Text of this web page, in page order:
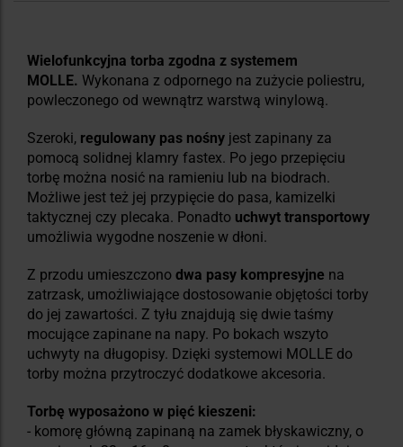
Wielofunkcyjna torba zgodna z systemem
MOLLE. Wykonana z odpornego na zużycie poliestru,
powleczonego od wewnątrz warstwą winylową.
Szeroki, regulowany pas nośny jest zapinany za
pomocą solidnej klamry fastex. Po jego przepięciu
torbę można nosić na ramieniu lub na biodrach.
Możliwe jest też jej przypięcie do pasa, kamizelki
taktycznej czy plecaka. Ponadto uchwyt transportowy
umożliwia wygodne noszenie w dłoni.
Z przodu umieszczono dwa pasy kompresyjne na
zatrzask, umożliwiające dostosowanie objętości torby
do jej zawartości. Z tyłu znajdują się dwie taśmy
mocujące zapinane na napy. Po bokach wszyto
uchwyty na długopisy. Dzięki systemowi MOLLE do
torby można przytroczyć dodatkowe akcesoria.
Torbę wyposażono w pięć kieszeni:
- komorę główną zapinaną na zamek błyskawiczny, o